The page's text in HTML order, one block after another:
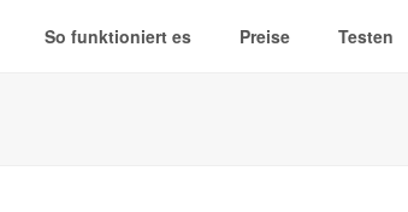
So funktioniert es Preise Testen